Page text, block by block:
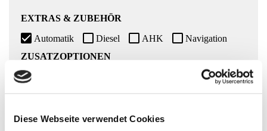
Diese Webseite verwendet Cookies
EXTRAS & ZUBEHÖR
Automatik
Diesel AHK
Navigation
ZUSATZOPTIONEN